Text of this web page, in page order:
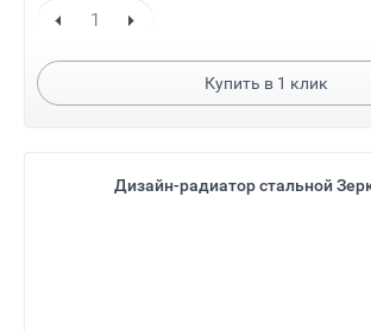
Купить в 1 клик
Дизайн-радиатор стальной